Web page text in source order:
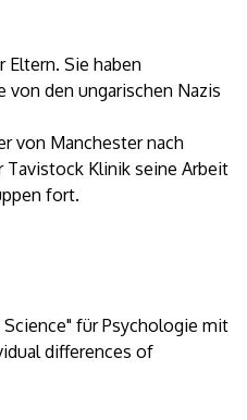
Sie haben
von den ungarischen Nazis
von Manchester nach
Klinik seine Arbeit
fort.
für Psychologie mit
differences of